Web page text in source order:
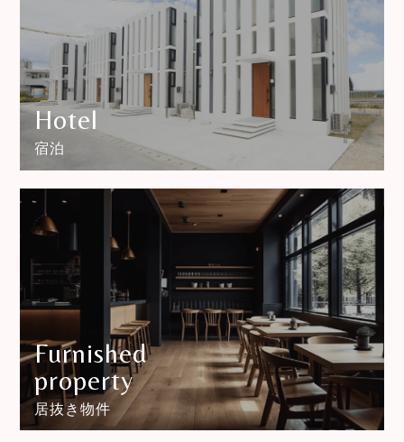
Hotel
宿泊
Furnished
property
居抜き物件